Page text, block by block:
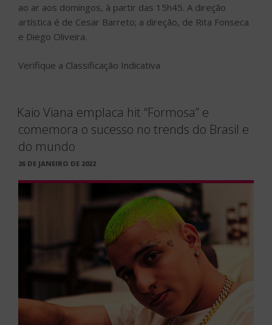
ao ar aos domingos, à partir das 15h45. A direção
artística é de Cesar Barreto; a direção, de Rita Fonseca
e Diego Oliveira.
Verifique a Classificação Indicativa
Kaio Viana emplaca hit “Formosa” e
comemora o sucesso no trends do Brasil e
do mundo
PUBLICADO
26 DE JANEIRO DE 2022